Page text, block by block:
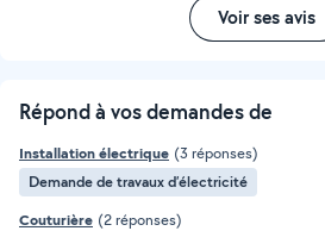
Voir ses avis
Répond à vos demandes de
Installation électrique (3 réponses)
Demande de travaux d’électricité
Couturière (2 réponses)